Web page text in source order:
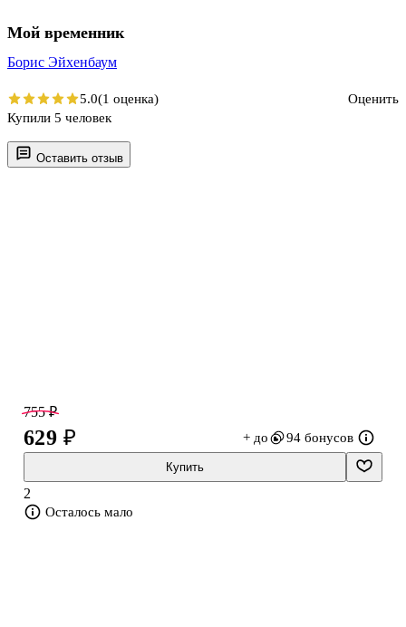
Оставить отзыв
Мой временник
Борис Эйхенбаум
5.0(1 оценка)
Оценить
Купили 5 человек
755 ₽
629 ₽ + до 94 бонусов
Купить
2
Осталось мало